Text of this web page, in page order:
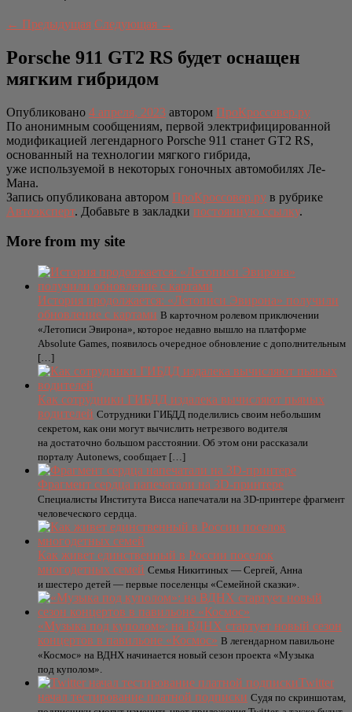
← Предыдущая Следующая →
Porsche 911 GT2 RS будет оснащен
мягким гибридом
Опубликовано 4 апреля, 2023 автором ПроКроссовер.ру
По анонимным сообщениям, первой электрифицированной
модификацией легендарного Porsche 911 станет GT2 RS,
основанный на технологии мягкого гибрида,
уже используемой в некоторых гоночных автомобилях Ле-
Мана.
Запись опубликована автором ПроКроссовер.ру в рубрике
Автоэксперт. Добавьте в закладки постоянную ссылку.
More from my site
История продолжается: «Летописи Эвирона» получили
обновление с картами В карточном ролевом приключении
«Летописи Эвирона», которое недавно вышло на платформе
Absolute Games, появилось очередное обновление с дополнительным
[…]
Как сотрудники ГИБДД издалека вычисляют пьяных
водителей Сотрудники ГИБДД поделились своим небольшим
секретом, как они могут вычислить нетрезвого водителя
на достаточно большом расстоянии. Об этом они рассказали
порталу Autonews, сообщает […]
Фрагмент сердца напечатали на 3D-принтере
Специалисты Института Висса напечатали на 3D-принтере фрагмент
человеческого сердца.
Как живет единственный в России поселок
многодетных семей Семья Никитиных — Сергей, Анна
и шестеро детей — первые поселенцы «Семейной сказки».
«Музыка под куполом»: на ВДНХ стартует новый сезон
концертов в павильоне «Космос» В легендарном павильоне
«Космос» на ВДНХ начинается новый сезон проекта «Музыка
под куполом».
Twitter
начал тестирование платной подписки Судя по скриншотам,